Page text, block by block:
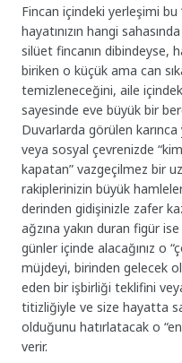
Fincan içindeki yerleşimi bu
hayatınızın hangi
silüet fincanın dibindeyse,
biriken o küçük ama can
temizleneceğini, aile
sayesinde eve büyük bir
Duvarlarda görülen karınca
veya sosyal çevrenizde
kapatan” vazgeçilmez bir
rakiplerinizin büyük
derinden gidişinizle zafer
ağzına yakın duran figür
günler içinde alacağınız o
müjdeyi, birinden gelecek
eden bir işbirliği teklifini
titizliğiyle ve size hayatta
olduğunu hatırlatacak o
verir.